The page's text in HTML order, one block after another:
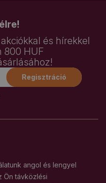
és hírekkel
800 HUF
Regisztráció
angol és lengyel
Ön távközlési